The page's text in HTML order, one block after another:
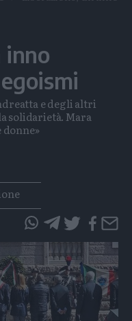
inno
e degli altri
solidarietà. Mara
donne»
questo
articolo
su
Whatsapp
questo
articolo
su
Telegram